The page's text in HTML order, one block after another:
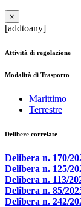
×
[addtoany]
Attività di regolazione
Modalità di Trasporto
Marittimo
Terrestre
Delibere correlate
Delibera n. 170/
Delibera n. 125/
Delibera n. 113/
Delibera n. 85/
Delibera n. 242/